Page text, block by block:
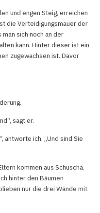
und engen Steig, erreichen
die Verteidigungsmauer der
sich noch an der
kann. Hinter dieser ist ein
zugewachsen ist. Davor
sagt er.
antworte ich. „Und sind Sie
kommen aus Schuscha.
hinter den Bäumen
nur die drei Wände mit